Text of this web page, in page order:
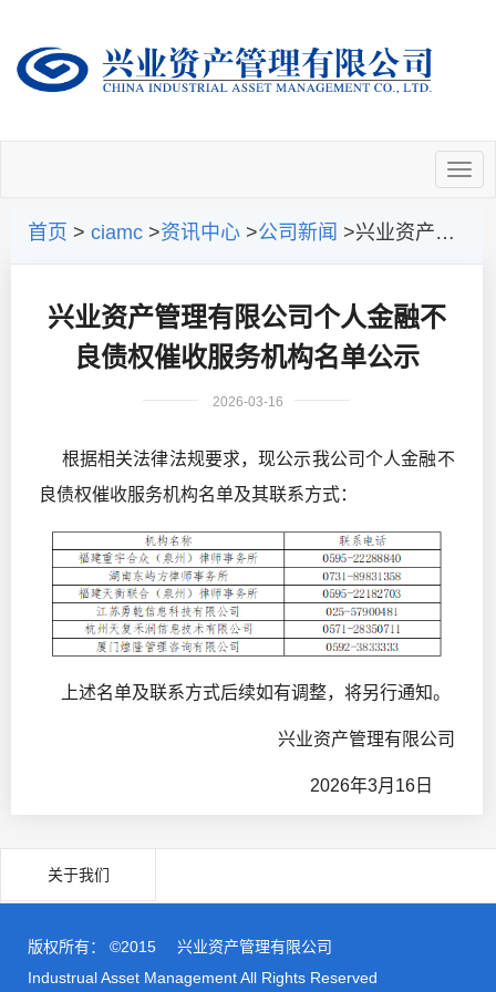
首页 > ciamc >资讯中心 >公司新闻 >兴业资产管理有限公司个人金融不良债权催收服务机构名单公示
兴业资产管理有限公司个人金融不
良债权催收服务机构名单公示
2026-03-16
根据相关法律法规要求，现公示我公司个人金融不
良债权催收服务机构名单及其联系方式：
上述名单及联系方式后续如有调整，将另行通知。
兴业资产管理有限公司
2026年3月16日
关于我们
版权所有： ©2015
兴业资产管理有限公司
Industrual Asset Management All Rights Reserved